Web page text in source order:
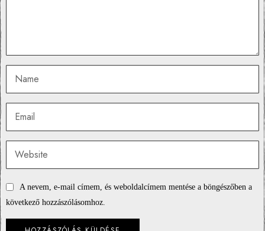
A nevem, e-mail címem, és weboldalcímem mentése a böngészőben a
következő hozzászólásomhoz.